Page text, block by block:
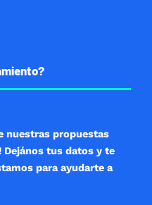
nuestras propuestas
Dejános tus datos y te
para ayudarte a